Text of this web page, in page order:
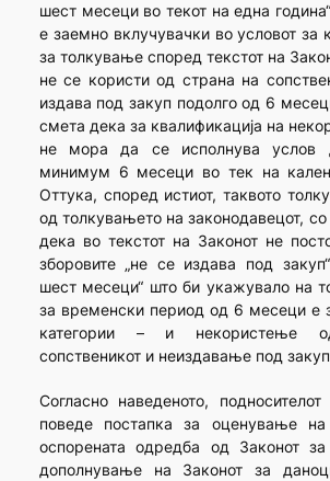
шест месеци во текот на една
е заемно вклучувачки во условот за
за толкување според текстот на
не се користи од страна на
издава под закуп подолго од 6
смета дека за квалификација на
не мора да се исполнува услов
минимум 6 месеци во тек на
Оттука, според истиот, таквото
од толкувањето на законодавецот, со
дека во текстот на Законот не
зборовите „не се издава под
шест месеци“ што би укажувало на
за временски период од 6 месеци е
категории – и некористење
сопственикот и неиздавање под
Согласно наведеното,
поведе постапка за оценување на
оспорената одредба од Законот
дополнување на Законот за